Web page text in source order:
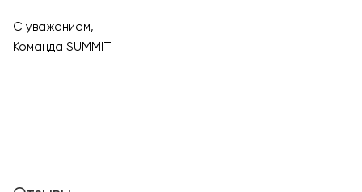
С уважением,
Команда SUMMIT